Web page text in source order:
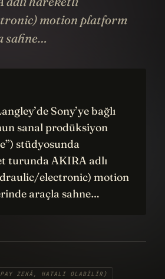
motion platform
sahne…
Sony’ye bağlı
sanal prodüksiyon
stüdyosunda
turunda AKIRA adlı
electronic) motion
araçla sahne…
ZEKÂ, HATALI OLABILIR)